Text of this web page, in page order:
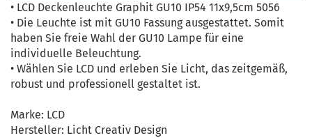
• LCD Deckenleuchte Graphit GU10 IP54 11x9,5cm 5056
• Die Leuchte ist mit GU10 Fassung ausgestattet. Somit
haben Sie freie Wahl der GU10 Lampe für eine
individuelle Beleuchtung.
• Wählen Sie LCD und erleben Sie Licht, das zeitgemäß,
robust und professionell gestaltet ist.
Marke: LCD
Hersteller: Licht Creativ Design